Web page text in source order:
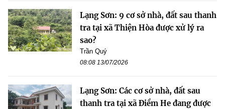
Lạng Sơn: 9 cơ sở nhà, đất sau thanh
tra tại xã Thiện Hòa được xử lý ra
sao?
Trần Quý
08:08 13/07/2026
Lạng Sơn: Các cơ sở nhà, đất sau
thanh tra tại xã Điềm He đang được